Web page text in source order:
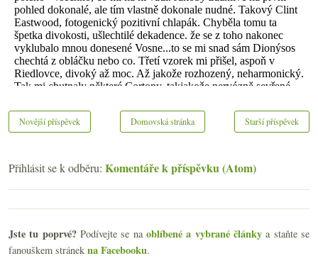
Novější příspěvek Starší příspěvek
Domovská stránka
Přihlásit se k odběru: Komentáře k příspěvku (Atom)
Jste tu poprvé?Podívejte se naoblíbené a vybrané články a staňte se
fanouškem stránek na Facebooku.